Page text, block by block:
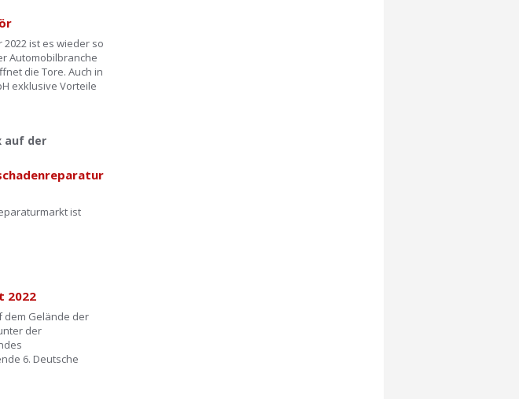
2022 ist es wieder so
Automobilbranche
die Tore. Auch in
exklusive Vorteile
auf der
ist
2022
dem Gelände der
der
6. Deutsche